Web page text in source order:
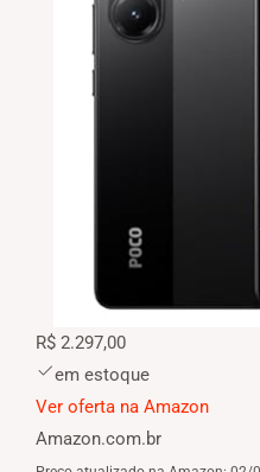
R$ 2.297,00
em estoque
Ver oferta na Amazon
Amazon.com.br